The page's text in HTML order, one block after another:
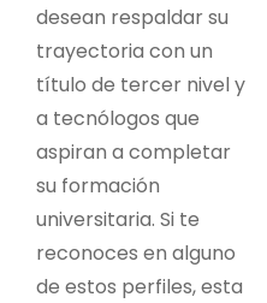
desean respaldar su
trayectoria con un
título de tercer nivel y
a tecnólogos que
aspiran a completar
su formación
universitaria. Si te
reconoces en alguno
de estos perfiles, esta